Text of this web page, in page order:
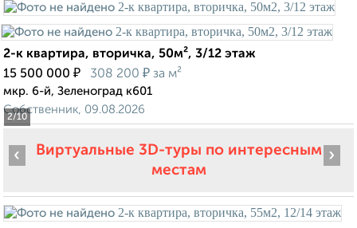
2/10
2-к квартира, вторичка, 50м², 3/12 этаж
15 500 000 ₽ 308 200 ₽ за м²
мкр. 6-й, Зеленоград к601
Собственник, 09.08.2026
Виртуальные 3D-туры по интересным
местам
‹ ›